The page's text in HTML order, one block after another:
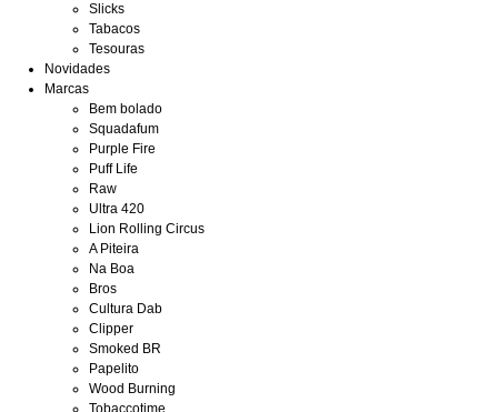
Slicks
Tabacos
Tesouras
Novidades
Marcas
Bem bolado
Squadafum
Purple Fire
Puff Life
Raw
Ultra 420
Lion Rolling Circus
A Piteira
Na Boa
Bros
Cultura Dab
Clipper
Smoked BR
Papelito
Wood Burning
Tobaccotime